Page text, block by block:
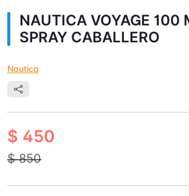
NAUTICA VOYAGE 100
SPRAY CABALLERO
Nautica
$ 450
$ 850